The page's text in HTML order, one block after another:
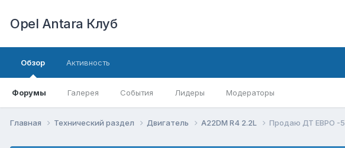
Opel Antara Клуб
Обзор
Форумы Галерея События Лидеры Модераторы
Активность
Главная Технический раздел Двигатель A22DM R4 2.2L Продаю ДТ ЕВРО -5